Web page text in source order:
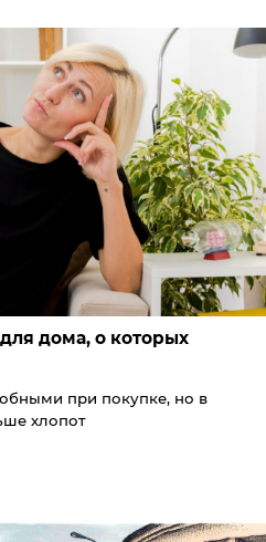
дома, о которых
при покупке, но в
хлопот